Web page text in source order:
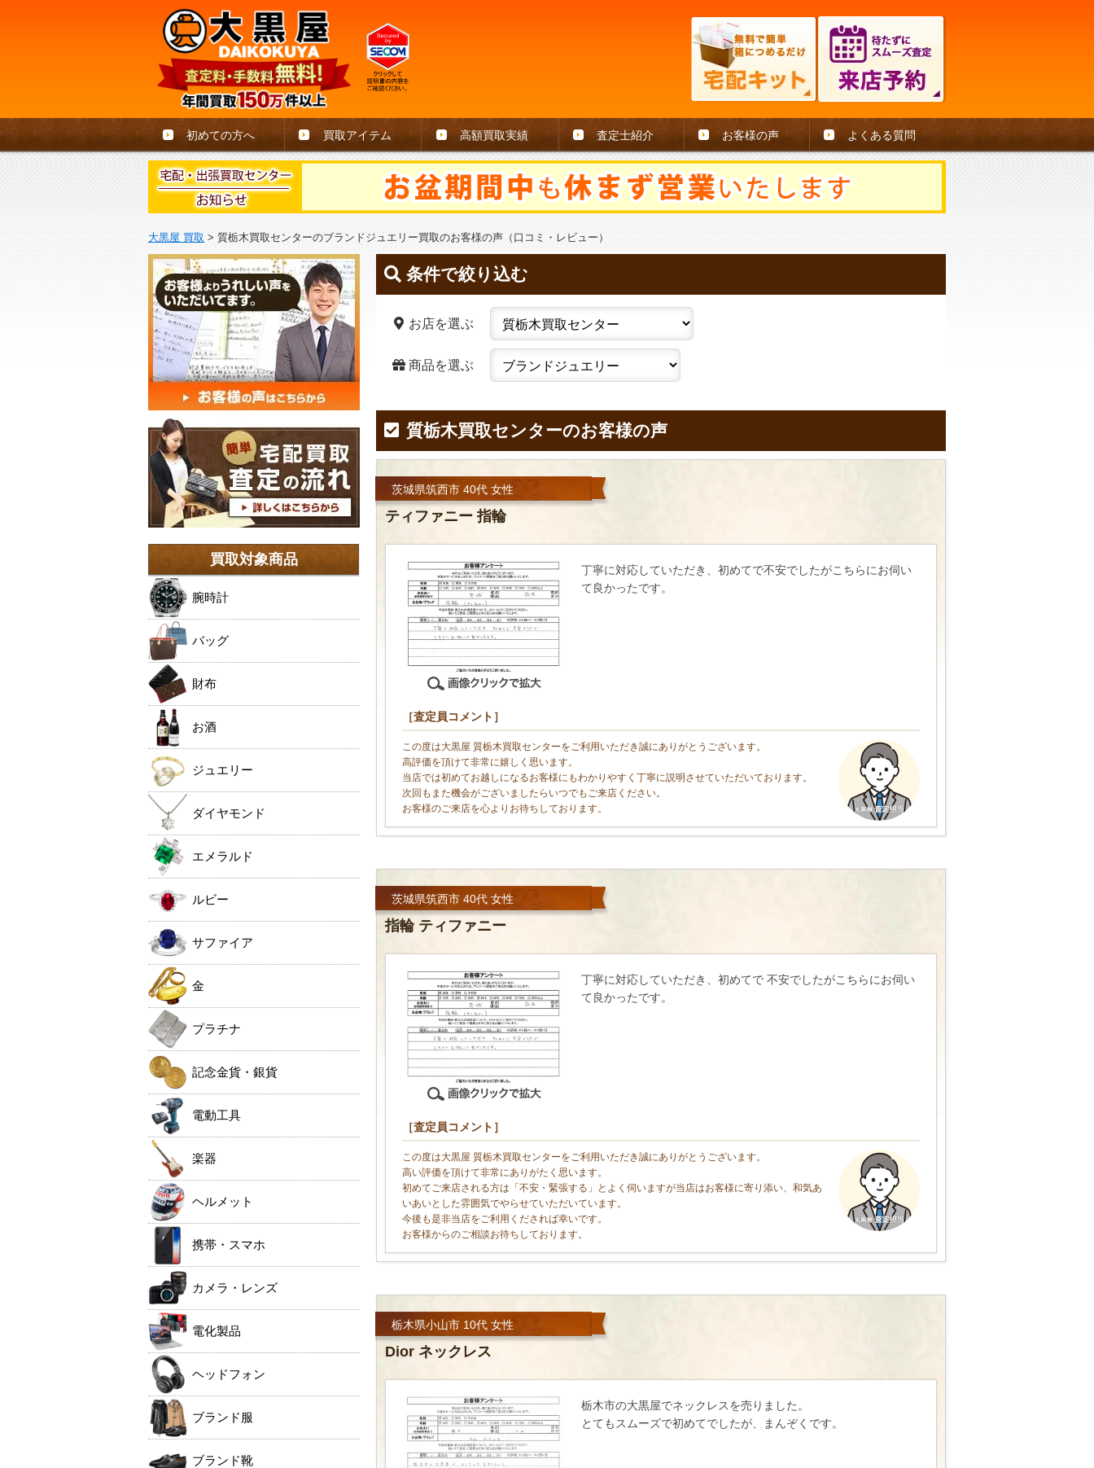
初めての方へ 買取アイテム 高額買取実績 査定士紹介 お客様の声 よくある質問
大黒屋 買取 > 質栃木買取センターのブランドジュエリー買取のお客様の声（口コミ・レビュー）
条件で絞り込む
お店を選ぶ
商品を選ぶ
質栃木買取センターのお客様の声
茨城県筑西市 40代 女性
ティファニー 指輪
丁寧に対応していただき、初めてで不安でしたがこちらにお伺い
て良かったです。
［査定員コメント］
この度は大黒屋 質栃木買取センターをご利用いただき誠にありがとうございます。
高評価を頂けて非常に嬉しく思います。
当店では初めてお越しになるお客様にもわかりやすく丁寧に説明させていただいております。
次回もまた機会がございましたらいつでもご来店ください。
お客様のご来店を心よりお待ちしております。
茨城県筑西市 40代 女性
指輪 ティファニー
丁寧に対応していただき、初めてで 不安でしたがこちらにお伺い
て良かったです。
［査定員コメント］
この度は大黒屋 質栃木買取センターをご利用いただき誠にありがとうございます。
高い評価を頂けて非常にありがたく思います。
初めてご来店される方は「不安・緊張する」とよく伺いますが当店はお客様に寄り添い、和気あ
いあいとした雰囲気でやらせていただいています。
今後も是非当店をご利用くだされば幸いです。
お客様からのご相談お待ちしております。
栃木県小山市 10代 女性
Dior ネックレス
栃木市の大黒屋でネックレスを売りました。
とてもスムーズで初めてでしたが、まんぞくです。
買取対象商品
腕時計
バッグ
財布
お酒
ジュエリー
ダイヤモンド
エメラルド
ルビー
サファイア
金
プラチナ
記念金貨・銀貨
電動工具
楽器
ヘルメット
携帯・スマホ
カメラ・レンズ
電化製品
ヘッドフォン
ブランド服
ブランド靴